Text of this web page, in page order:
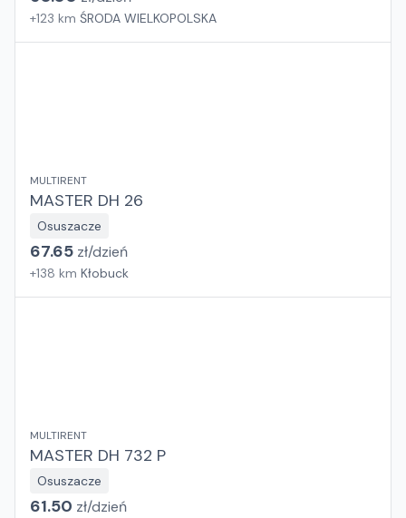
+123 km ŚRODA WIELKOPOLSKA
MULTIRENT
MASTER DH 26
Osuszacze
67.65 zł/dzień
+138 km Kłobuck
MULTIRENT
MASTER DH 732 P
Osuszacze
61.50 zł/dzień